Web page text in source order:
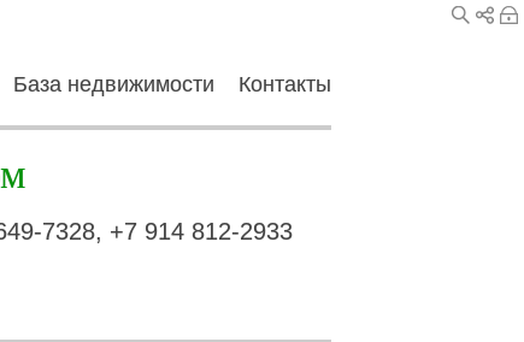
База недвижимости Контакты
7328, +7 914 812-2933